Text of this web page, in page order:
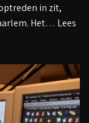
in zit,
Het… Lees